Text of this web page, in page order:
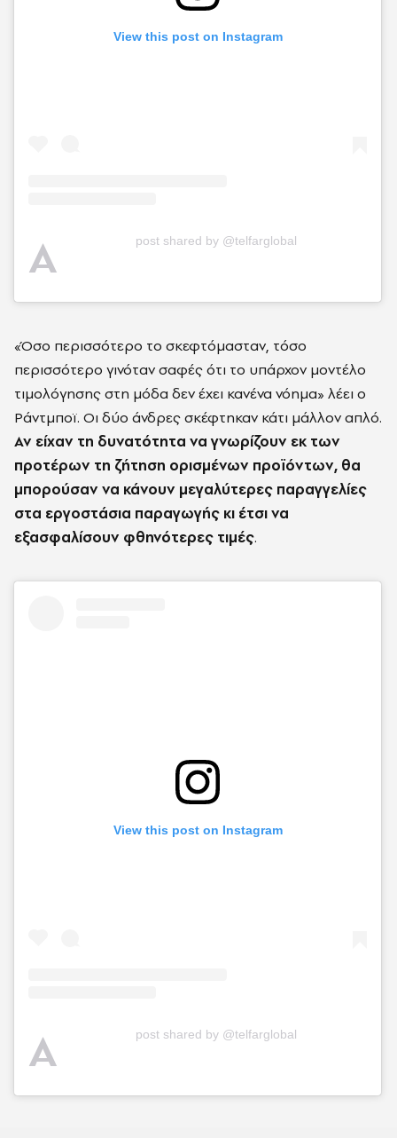
View this post on Instagram
A post shared by @telfarglobal
«Όσο περισσότερο το σκεφτόμασταν, τόσο
περισσότερο γινόταν σαφές ότι το υπάρχον μοντέλο
τιμολόγησης στη μόδα δεν έχει κανένα νόημα» λέει ο
Ράντμποϊ. Οι δύο άνδρες σκέφτηκαν κάτι μάλλον απλό.
Αν είχαν τη δυνατότητα να γνωρίζουν εκ των
προτέρων τη ζήτηση ορισμένων προϊόντων, θα
μπορούσαν να κάνουν μεγαλύτερες παραγγελίες
στα εργοστάσια παραγωγής κι έτσι να
εξασφαλίσουν φθηνότερες τιμές.
View this post on Instagram
A post shared by @telfarglobal